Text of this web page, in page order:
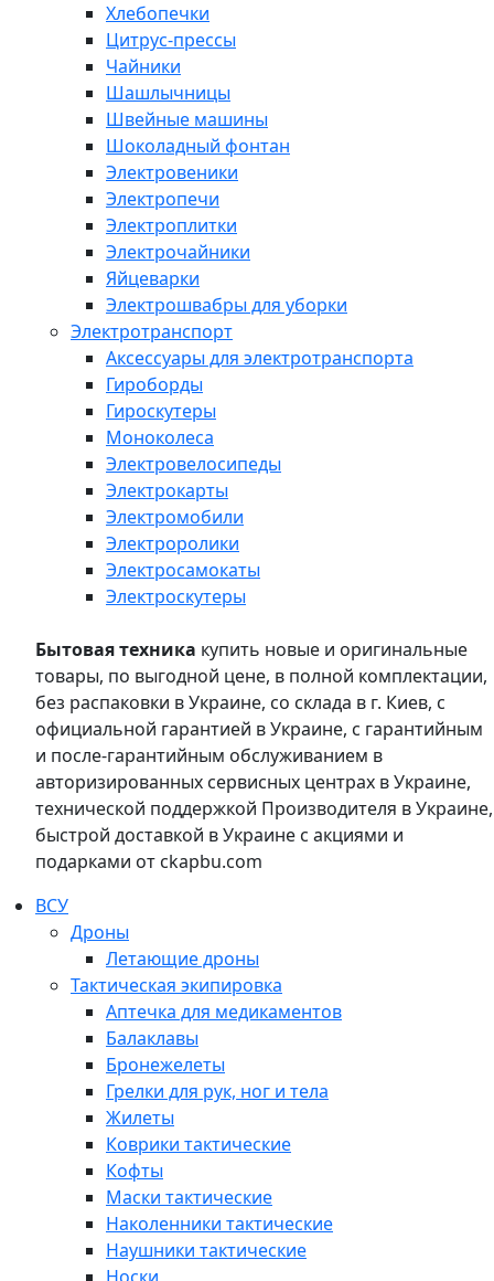
Хлебопечки
Цитрус-прессы
Чайники
Шашлычницы
Швейные машины
Шоколадный фонтан
Электровеники
Электропечи
Электроплитки
Электрочайники
Яйцеварки
Электрошвабры для уборки
Электротранспорт
Аксессуары для электротранспорта
Гироборды
Гироскутеры
Моноколеса
Электровелосипеды
Электрокарты
Электромобили
Электроролики
Электросамокаты
Электроскутеры
Бытовая техника купить новые и оригинальные
товары, по выгодной цене, в полной комплектации,
без распаковки в Украине, со склада в г. Киев, с
официальной гарантией в Украине, с гарантийным
и после-гарантийным обслуживанием в
авторизированных сервисных центрах в Украине,
технической поддержкой Производителя в Украине,
быстрой доставкой в Украине с акциями и
подарками от ckapbu.com
ВСУ
Дроны
Летающие дроны
Тактическая экипировка
Аптечка для медикаментов
Балаклавы
Бронежелеты
Грелки для рук, ног и тела
Жилеты
Коврики тактические
Кофты
Маски тактические
Наколенники тактические
Наушники тактические